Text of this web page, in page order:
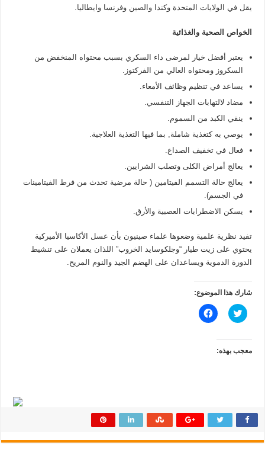
يقل في الولايات المتحدة وكندا والصين وفرنسا وايطاليا.
الخواص الصحية والغذائية
يعتبر أفضل خيار لمرضى داء السكري بسبب محتواه المنخفض من
السكروز ومحتواه العالي من الفركتوز.
يساعد في تنظيم وظائف الأمعاء.
مضاد لالتهابات الجهاز التنفسي.
ينقي الكبد من السموم.
يوصي به كتغذية شاملة, بما فيها التغذية العلاجية.
فعال في تخفيف الصداع.
يعالج أمراض الكلى وتصلب الشرايين.
يعالج حالة التسمم الفيتامين ( حالة مرضية تحدث من فرط الفيتامينات
في الجسم).
يسكن الاضطرابات العصبية والأرق.
تفيد نظرية علمية وضعوها علماء صينيون بأن عسل الأكاسيا الأميركية
يحتوي على زيت طيار “وجلكوسايد الخروب” اللذان يعملان على تنشيط
الدورة الدموية ويساعدان على الهضم الجيد والنوم المريح.
شارك هذا الموضوع:
ا
ض
ل
ل
م
ل
ت
ي
ا
ن
ل
ف
س
معجب بهذه: